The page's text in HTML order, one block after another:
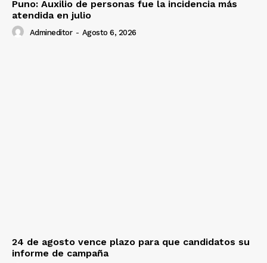
Puno: Auxilio de personas fue la incidencia más
atendida en julio
Admineditor - Agosto 6, 2026
24 de agosto vence plazo para que candidatos su
informe de campaña